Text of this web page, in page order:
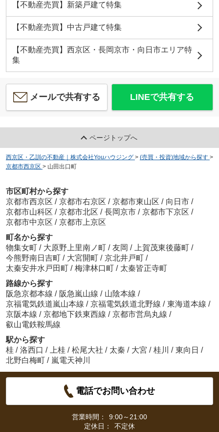
【不動産売買】新築戸建て特集
【不動産売買】中古戸建て特集
【不動産売買】西京区・長岡京市・向日市エリア特
集
メールで共有する LINEで共有する
ページトップへ
西京区・乙訓の不動産｜株式会社Youハウジング > (売買・投資)地域から探す >
京都市西京区 > 山田出口町
市区町村から探す
京都市西京区 / 京都市右京区 / 京都市東山区 / 向日市 /
京都市山科区 / 京都市北区 / 長岡京市 / 京都市下京区 /
京都市中京区 / 京都市上京区
町名から探す
物集女町 / 大原野上里南ノ町 / 友岡 / 上賀茂東後藤町 /
今熊野南日吉町 / 大宮開町 / 京北井戸町 /
太秦安井水戸田町 / 梅津林口町 / 太秦皆正寺町
路線から探す
阪急京都本線 / 阪急嵐山線 / 山陰本線 /
京福電気鉄道嵐山本線 / 京福電気鉄道北野線 / 東海道本線 /
京阪本線 / 京都地下鉄東西線 / 京都市営烏丸線 /
叡山電鉄鞍馬線
駅から探す
桂 / 洛西口 / 上桂 / 松尾大社 / 太秦 / 大宮 / 桂川 / 東向日 /
北野白梅町 / 嵐電天神川
電話でお問い合わせ
営業時間：
9:00～21:00
定休日：
不定休